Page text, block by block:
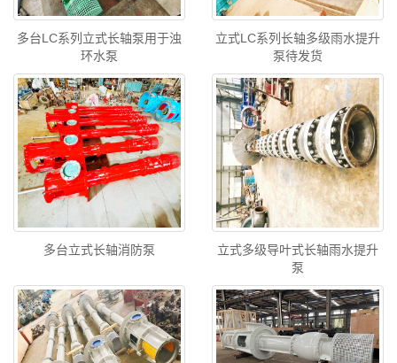
多台LC系列立式长轴泵用于浊
环水泵
立式LC系列长轴多级雨水提升
泵待发货
多台立式长轴消防泵
立式多级导叶式长轴雨水提升
泵